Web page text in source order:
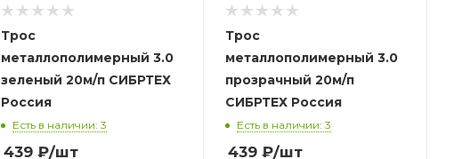
Трос
металлополимерный 3.0
зеленый 20м/п СИБРТЕХ
Россия
Есть в наличии: 3
439 ₽/шт
Трос
металлополимерный 3.0
прозрачный 20м/п
СИБРТЕХ Россия
Есть в наличии: 3
439₽/шт